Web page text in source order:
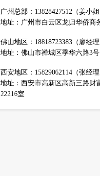
广州总部：13828427512（姜小姐
地址：广州市白云区龙归华侨商
佛山地区：18818723383（廖经理
地址：佛山市禅城区季华六路3
西安地区：15829062114（张经理
地址：西安市高新区高新三路财
22216室